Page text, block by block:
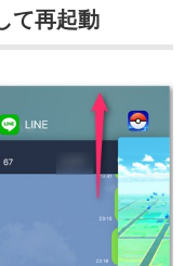
て再起動